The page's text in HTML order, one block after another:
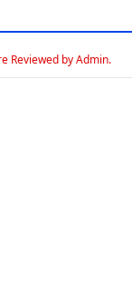
Reviewed by Admin.